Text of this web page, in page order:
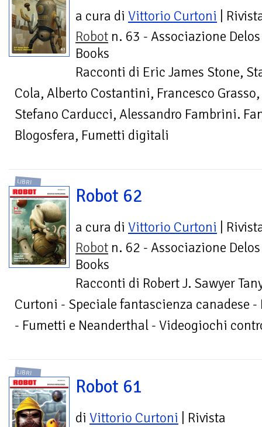
a cura di Vittorio Curtoni |
Robot n. 63 - Associazione Delos
Books
Racconti di Eric James Stone,
Cola, Alberto Costantini, Francesco
Stefano Carducci, Alessandro Fambrini.
Blogosfera, Fumetti digitali
LIBRI
Robot 62
a cura di Vittorio Curtoni |
Robot n. 62 - Associazione Delos
Books
Racconti di Robert J. Sawyer
Curtoni - Speciale fantascienza canadese
- Fumetti e Neanderthal - Videogiochi
LIBRI
Robot 61
di Vittorio Curtoni | Rivista